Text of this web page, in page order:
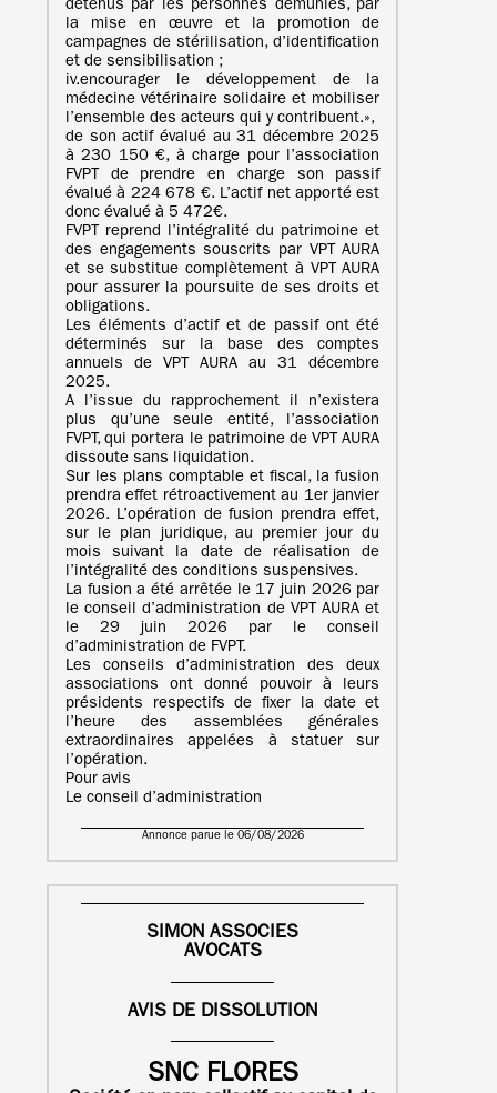
détenus par les personnes démunies, par
la mise en œuvre et la promotion de
campagnes de stérilisation, d’identification
et de sensibilisation ;
iv.encourager le développement de la
médecine vétérinaire solidaire et mobiliser
l’ensemble des acteurs qui y contribuent.»,
de son actif évalué au 31 décembre 2025
à 230 150 €, à charge pour l’association
FVPT de prendre en charge son passif
évalué à 224 678 €. L’actif net apporté est
donc évalué à 5 472€.
FVPT reprend l’intégralité du patrimoine et
des engagements souscrits par VPT AURA
et se substitue complètement à VPT AURA
pour assurer la poursuite de ses droits et
obligations.
Les éléments d’actif et de passif ont été
déterminés sur la base des comptes
annuels de VPT AURA au 31 décembre
2025.
A l’issue du rapprochement il n’existera
plus qu’une seule entité, l’association
FVPT, qui portera le patrimoine de VPT AURA
dissoute sans liquidation.
Sur les plans comptable et fiscal, la fusion
prendra effet rétroactivement au 1er janvier
2026. L’opération de fusion prendra effet,
sur le plan juridique, au premier jour du
mois suivant la date de réalisation de
l’intégralité des conditions suspensives.
La fusion a été arrêtée le 17 juin 2026 par
le conseil d’administration de VPT AURA et
le 29 juin 2026 par le conseil
d’administration de FVPT.
Les conseils d’administration des deux
associations ont donné pouvoir à leurs
présidents respectifs de fixer la date et
l’heure des assemblées générales
extraordinaires appelées à statuer sur
l’opération.
Pour avis
Le conseil d’administration
Annonce parue le 06/08/2026
SIMON ASSOCIES
AVOCATS
AVIS DE DISSOLUTION
SNC FLORES